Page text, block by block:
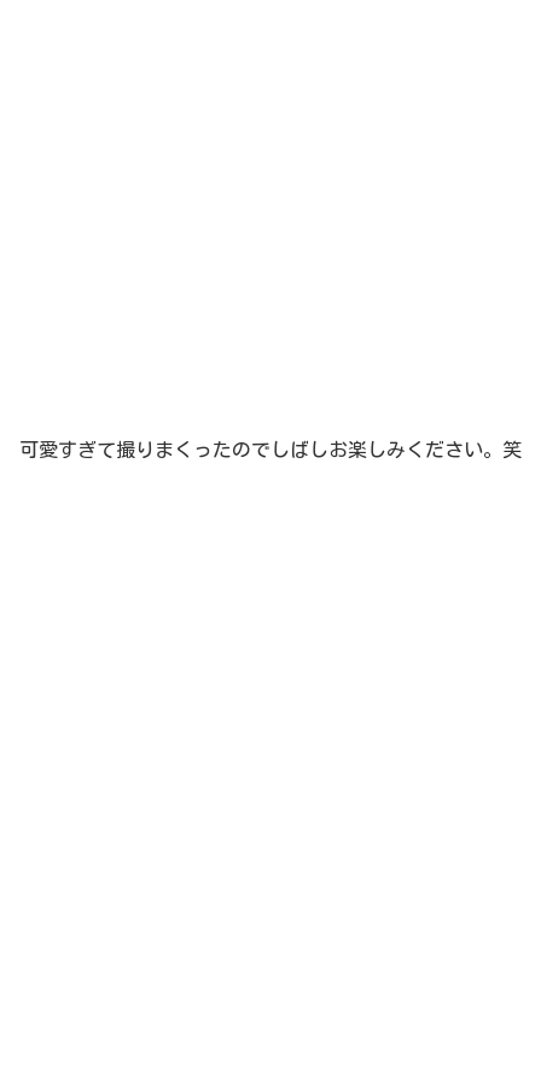
可愛すぎて撮りまくったのでしばしお楽しみください。笑